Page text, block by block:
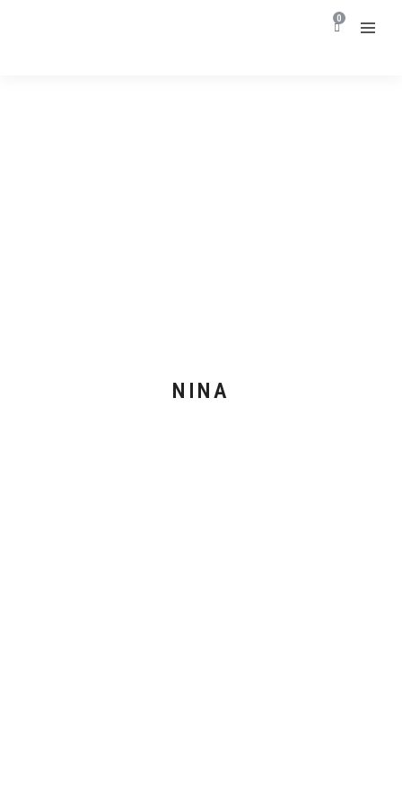
0
NINA